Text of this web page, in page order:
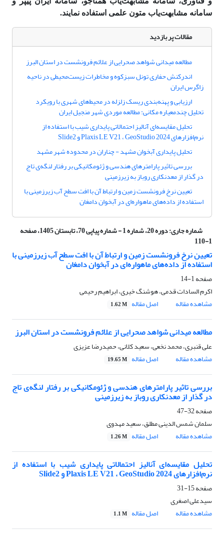
سامانه مشابهت‌یاب متون علمی استفاده نمایند.
مقالات پر بازدید
مطالعه میدانی شواهد صحرایی از علائم فرونشست در استان البرز
اندرکنش حفاری تونل سبزکوه و مخاطرات زیست‌محیطی در ناحیه
زاگرس ایران
ارزیابی و پهنه‌بندی ریسک زلزله در محیط‌های شهری با رویکرد
تحلیل چندمعیاره مکانی: مطالعه موردی شهر منجیل ایران
تحلیل مقایسه‌ای آنالیز احتمالاتی پایداری شیب با استفاده از
نرم‌افزارهای Plaxis LE V21 ، GeoStudio 2024 و Slide2
تحلیل پایداری آبخوان مشهد - چناران در محدوده شهر مشهد
بررسی تاثیر پارامترهای هندسی و ژئومکانیکی بر رفتار لنگه‌ی تاج
در گذار از معدنکاری روباز به زیرزمینی
تعیین نرخ فرونشست زمین و ارتباط آن با افت سطح آب زیرزمینی با
استفاده از داده‌های ماهواره‌ای در آبخوان دامغان
شماره جاری: دوره 20، شماره 1 - شماره پیاپی 70، تابستان 1405، صفحه
1-110
تعیین نرخ فرونشست زمین و ارتباط آن با افت سطح آب زیرزمینی با
استفاده از داده‌های ماهواره‌ای در آبخوان دامغان
صفحه1-14
اکرم السادات قدمی، هوشنگ خیری، ابراهیم رحیمی
مشاهده مقاله
اصل مقاله 1.62 M
مطالعه میدانی شواهد صحرایی از علائم فرونشست در استان البرز
علی قنبری، محمد نخعی، سعید کلانی، حمیدرضا عزیزی
مشاهده مقاله
اصل مقاله 19.65 M
بررسی تاثیر پارامترهای هندسی و ژئومکانیکی بر رفتار لنگه‌ی تاج
در گذار از معدنکاری روباز به زیرزمینی
صفحه32-47
سلمان شمس الدینی مطلق، سعید مهدوی
مشاهده مقاله
اصل مقاله 1.26 M
تحلیل مقایسه‌ای آنالیز احتمالاتی پایداری شیب با استفاده از
نرم‌افزارهای Plaxis LE V21 ، GeoStudio 2024 و Slide2
صفحه15-31
سیدعلی اصغری
مشاهده مقاله
اصل مقاله 1.1 M